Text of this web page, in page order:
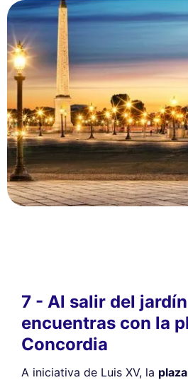
7 - Al salir del
encuentras con la
Concordia
A iniciativa de Luis XV, la